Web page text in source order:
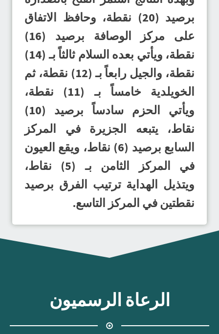
برصيد (20) نقطة، وحافظ الاتفاق
على مركز الوصافة برصيد (16)
نقطة، ويأتي بعده السلام ثالثاً بـ (14)
نقطة، والجيل رابعاً بـ (12) نقطة، ثم
الخويلدية خامساً بـ (11) نقطة،
ويأتي الحزم سادساً برصيد (10)
نقاط، يتبعه الجزيرة في المركز
السابع برصيد (6) نقاط، ويقع العيون
في المركز الثامن بـ (5) نقاط،
ويتذيل الهداية ترتيب الفرق برصيد
نقطتين في المركز التاسع.
الرعاة الرسميون